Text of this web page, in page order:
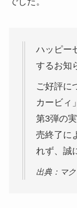
ハッピー
するお知
ご好評に
カービィ
第3弾の
売終了に
れず、誠
出典：マ